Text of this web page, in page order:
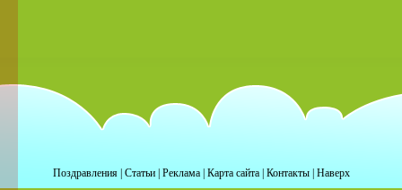
Поздравления| Статьи| Реклама| Карта сайта| Контакты| Наверх